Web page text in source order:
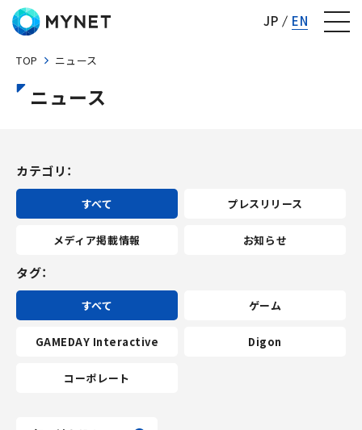
JP EN
TOP ニュース
ニュース
カテゴリ
すべて プレスリリース
メディア掲載情報 お知らせ
タグ
すべて ゲーム
GAMEDAY Interactive Digon
コーポレート